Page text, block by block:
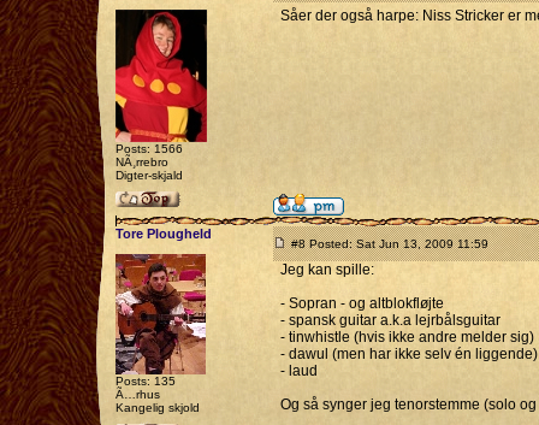
Posts: 1566
NÃ¸rrebro
Digter-skjald
Såer der også harpe: Niss Stricker er
Tore Plougheld
Posts: 135
Ã…rhus
Kangelig skjold
#8 Posted: Sat Jun 13, 2009 11:59
Jeg kan spille:
- Sopran - og altblokfløjte
- spansk guitar a.k.a lejrbålsguitar
- tinwhistle (hvis ikke andre melder sig)
- dawul (men har ikke selv én liggende)
- laud
Og så synger jeg tenorstemme (solo